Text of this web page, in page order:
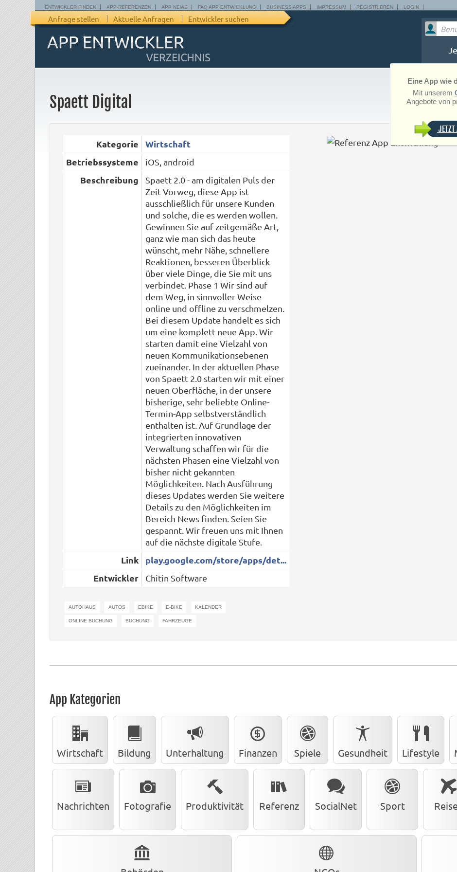
ENTWICKLER FINDEN APP-REFERENZEN APP NEWS FAQ APP ENTWICKLUNG BUSINESS APPS IMPRESSUM REGISTRIEREN LOGIN
Anfrage stellen Aktuelle Anfragen Entwickler suchen
Eine App wie
Mit unserem
Angebote von
JETZT
Spaett Digital
Kategorie
Wirtschaft
Betriebssysteme
iOS, android
Beschreibung
Spaett 2.0 - am digitalen Puls der
Zeit Vorweg, diese App ist
ausschließlich für unsere Kunden
und solche, die es werden wollen.
Gewinnen Sie auf zeitgemäße Art,
ganz wie man sich das heute
wünscht, mehr Nähe, schnellere
Reaktionen, besseren Überblick
über viele Dinge, die Sie mit uns
verbindet. Phase 1 Wir sind auf
dem Weg, in sinnvoller Weise
online und offline zu verschmelzen.
Bei diesem Update handelt es sich
um eine komplett neue App. Wir
starten damit eine Vielzahl von
neuen Kommunikationsebenen
zueinander. In der aktuellen Phase
von Spaett 2.0 starten wir mit einer
neuen Oberfläche, in der unsere
bisherige, sehr beliebte Online-
Termin-App selbstverständlich
enthalten ist. Auf Grundlage der
integrierten innovativen
Verwaltung schaffen wir für die
nächsten Phasen eine Vielzahl von
bisher nicht gekannten
Möglichkeiten. Nach Ausführung
dieses Updates werden Sie weitere
Details zu den Möglichkeiten im
Bereich News finden. Seien Sie
gespannt. Wir freuen uns mit Ihnen
auf die nächste digitale Stufe.
Link
play.google.com/store/apps/det...
Entwickler
Chitin Software
AUTOHAUS AUTOS EBIKE E-BIKE KALENDER
ONLINE BUCHUNG BUCHUNG FAHRZEUGE
App Kategorien
Wirtschaft Bildung Unterhaltung Finanzen Spiele Gesundheit Lifestyle
Nachrichten Fotografie Produktivität Referenz SocialNet Sport